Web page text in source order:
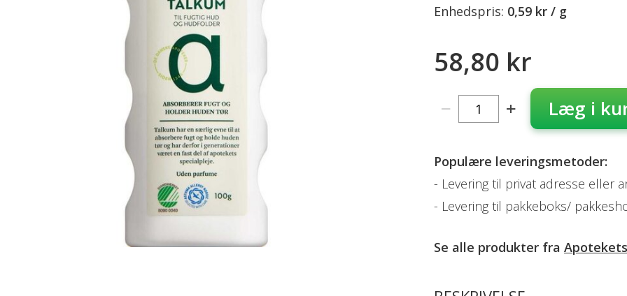
Enhedspris: 0,59 kr / g
58,80 kr
Læg i
Populære leveringsmetoder:
Levering til privat adresse eller
Levering til pakkeboks/
Se alle produkter fra Apotekets